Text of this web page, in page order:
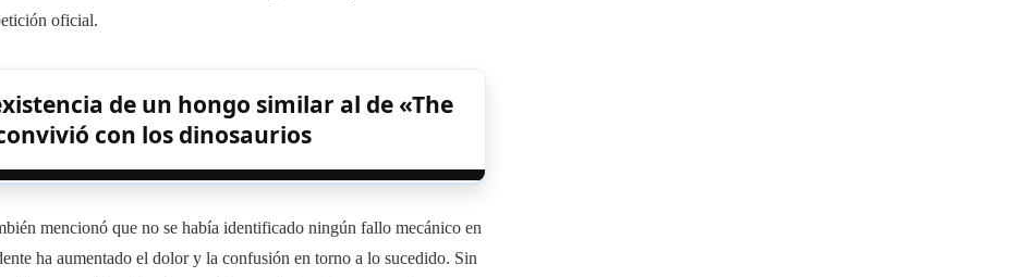
oficial.
de un hongo similar al de «The
con los dinosaurios
mencionó que no se había identificado ningún fallo mecánico en
ha aumentado el dolor y la confusión en torno a lo sucedido. Sin